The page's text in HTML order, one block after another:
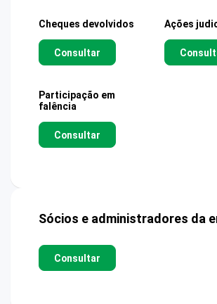
Cheques devolvidos
Consultar
Ações
Participação em
falência
Consultar
Sócios e administradores da
Consultar